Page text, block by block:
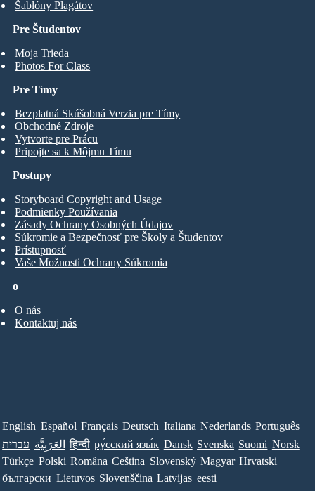
Pre Študentov
Moja Trieda
Photos For Class
Šablóny Plagátov
Pre Tímy
Bezplatná Skúšobná Verzia pre Tímy
Obchodné Zdroje
Vytvorte pre Prácu
Pripojte sa k Môjmu Tímu
o
O nás
Kontaktuj nás
Postupy
Storyboard Copyright and Usage
Podmienky Používania
Zásady Ochrany Osobných Údajov
Súkromie a Bezpečnosť pre Školy a Študentov
Prístupnosť
Vaše Možnosti Ochrany Súkromia
English Español Français Deutsch Italiana Nederlands Português
עברית العَرَبِيَّة हिन्दी ру́сский язы́к Dansk Svenska Suomi Norsk
Türkçe Polski Româna Ceština Slovenský Magyar Hrvatski
български Lietuvos Slovenščina Latvijas eesti